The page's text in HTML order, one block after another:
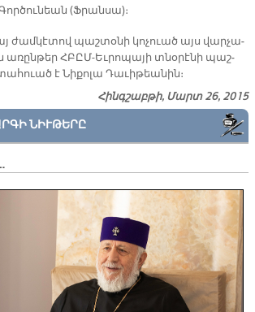
(Ֆրան­սա)։­
ժամ­կէ­տով պաշ­տօ­նի կո­չուած այս վար­չա­
ա­ռըն­թեր ՀԲԸՄ-Եւ­րո­պա­յի տնօ­րէ­նի պաշ­
է Նի­քո­լա Դա­ւի­թեա­նին։
Հինգշաբթի, Մարտ 26, 2015
ՆԻՒԹԵՐԸ